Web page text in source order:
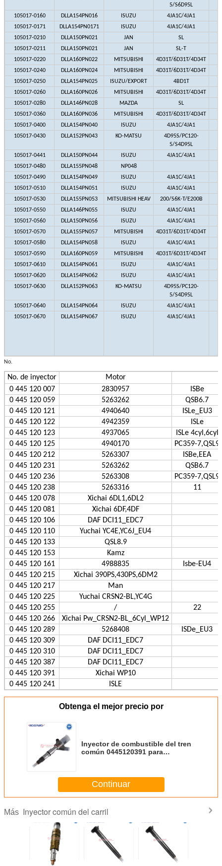
5/S6D95L
105017-0160 DLLA154PN016 ISUZU 4JA1C/4JA1
105017-0171
DLLA154PN0171 ISUZU 4JA1C/4JA1
105017-0210
DLLA150PN021 JAN SL
105017-0211
DLLA150PN021 JAN SL-T
105017-0220
DLLA160PN022 MITSUBISHI 4D31T/6D31T/4D34T
105017-0240
DLLA160PN024 MITSUBISHI 4D31T/6D31T/4D34T
105017-0250
DLLA154PN025 ISUZU/EXPORT 4BD1T
105017-0260
DLLA160PN026 MITSUBISHI 4D31T/6D31T/4D34T
105017-0280
DLLA146PN028 MAZDA SL
105017-0360
DLLA160PN036 MITSUBISHI 4D31T/6D31T/4D34T
105017-0400
DLLA154PN040 ISUZU 4JA1C/4JA1
105017-0430
DLLA152PN043 KO-MATSU
4D95S/PC120-
5/S4D95L
105017-0441 DLLA150PN044 ISUZU 4JA1C/4JA1
105017-0480
DLLA155PN048 NP048
105017-0490
DLLA154PN049 ISUZU 4JA1C/4JA1
105017-0510
DLLA154PN051 ISUZU 4JA1C/4JA1
105017-0530
DLLA155PN053 MITSUBISHI HEAV 200/S6K-T/E200B
105017-0550
DLLA146PN055 ISUZU 4JA1C/4JA1
105017-0560
DLLA150PN056 ISUZU
4JA1C/4JA1
105017-0570
DLLA155PN057 MITSUBISHI 4D31T/6D31T/4D34T
105017-0580
DLLA154PN058 ISUZU 4JA1C/4JA1
105017-0590
DLLA160PN059 MITSUBISHI 4D31T/6D31T/4D34T
105017-0610
DLLA154PN061 ISUZU 4JA1C/4JA1
105017-0620
DLLA154PN062 ISUZU 4JA1C/4JA1
105017-0630
DLLA152PN063 KO-MATSU
4D95S/PC120-
5/S4D95L
105017-0640 DLLA154PN064 ISUZU 4JA1C/4JA1
105017-0670
DLLA154PN067 ISUZU
4JA1C/4JA1
No.
No. de inyector
Motor
0 445 120 007
2830957
ISBe
0 445 120 059
5263262
QSB6.7
0 445 120 121
4940640
ISLe_EU3
0 445 120 122
4942359
ISLe
0 445 120 123
4937065
ISLe 4cyl,6cyl
0 445 120 125
4940170
PC359-7,QSL9
0 445 120 212
5263307
ISBe,EEA
0 445 120 231
5263262
QSB6.7
0 445 120 236
5263308
PC359-7,QSL9
0 445 120 238
5263316
11
0 445 120 078
Xichai 6DL1,6DL2
0 445 120 081
Xichai 6DF,4DF
0 445 120 106
DAF DCI11_EDC7
0 445 120 110
Yuchai YC4E,YC6J_EU4
0 445 120 133
QSL8.9
0 445 120 153
Kamz
0 445 120 161
4988835
Isbe-EU4
0 445 120 215
Xichai 390PS,430PS,6DM2
0 445 120 217
Man
0 445 120 225
Yuchai CRSN2-BL,YC4G
0 445 120 255
/
22
0 445 120 266
Xichai Pw_CRSN2-BL_6Cyl_WP12
0 445 120 289
5268408
ISDe_EU3
0 445 120 309
DAF DCI11_EDC7
0 445 120 310
DAF DCI11_EDC7
0 445 120 387
DAF DCI11_EDC7
0 445 120 391
Xichai WP10
0 445 120 241
ISLE
Obtenga el mejor precio por
Inyector de combustible del tren
común 0445120391 para
Continuar
Más Inyector común del carril